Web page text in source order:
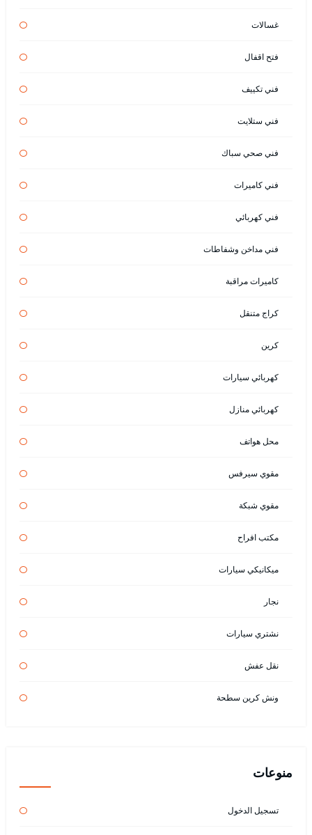
غسالات
فتح اقفال
فني تكييف
فني ستلايت
فني صحي سباك
فني كاميرات
فني كهربائي
فني مداخن وشفاطات
كاميرات مراقبة
كراج متنقل
كرين
كهربائي سيارات
كهربائي منازل
محل هواتف
مقوي سيرفس
مقوي شبكة
مكتب افراح
ميكانيكي سيارات
نجار
نشتري سيارات
نقل عفش
ونش كرين سطحة
منوعات
تسجيل الدخول